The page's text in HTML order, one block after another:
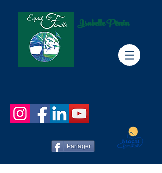
Isabelle Pénin
Partager